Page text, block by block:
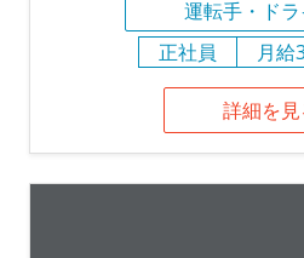
運転手・ド
正社員
月給
詳細を見